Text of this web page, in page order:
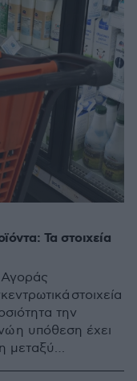
Τα στοιχεία
στοιχεία
την
η υπόθεση έχει
μεταξύ